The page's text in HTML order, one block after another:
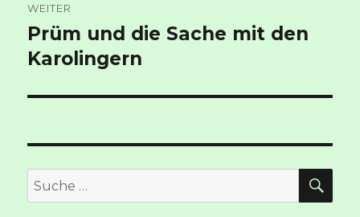
WEITER
Nächster
Beitrag:
Prüm und die Sache mit den
Karolingern
Suche
nach: